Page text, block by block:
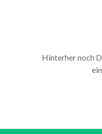
Hinterher noch